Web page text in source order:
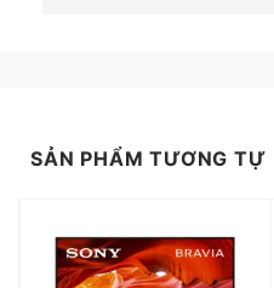
tận hưởng.
SẢN PHẨM TƯƠNG TỰ